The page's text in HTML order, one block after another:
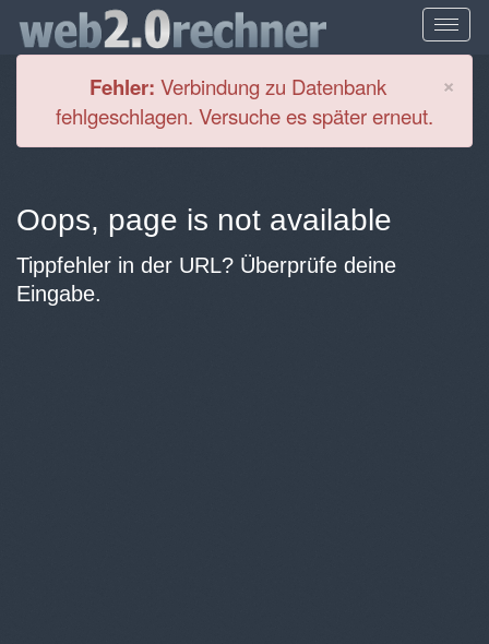
×
Fehler: Verbindung zu Datenbank
fehlgeschlagen. Versuche es später erneut.
Oops, page is not available
Tippfehler in der URL? Überprüfe deine
Eingabe.